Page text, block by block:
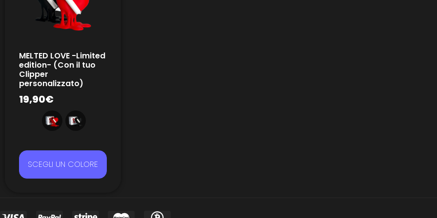
MELTED LOVE -Limited
edition- (Con il tuo
Clipper
personalizzato)
19,90€
SCEGLI UN COLORE